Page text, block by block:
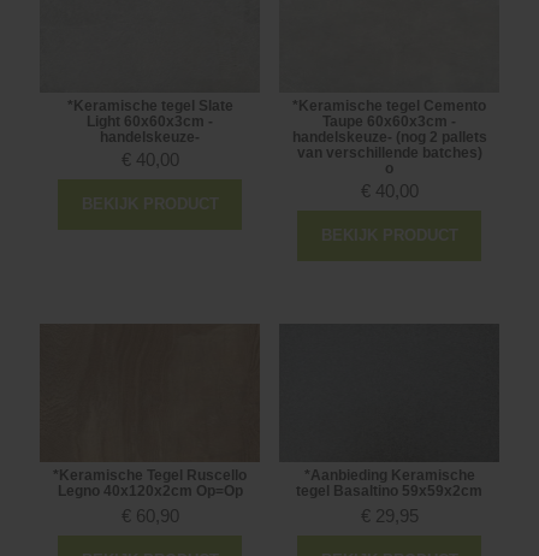
*Keramische tegel Slate
Light 60x60x3cm -
handelskeuze-
€ 40,00
BEKIJK PRODUCT
*Keramische tegel Cemento
Taupe 60x60x3cm -
handelskeuze- (nog 2 pallets
van verschillende batches)
o
€ 40,00
BEKIJK PRODUCT
*Keramische Tegel Ruscello
Legno 40x120x2cm Op=Op
€ 60,90
*Aanbieding Keramische
tegel Basaltino 59x59x2cm
€ 29,95